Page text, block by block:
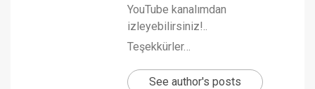
YouTube kanalımdan
izleyebilirsiniz!..
Teşekkürler…
See author's posts